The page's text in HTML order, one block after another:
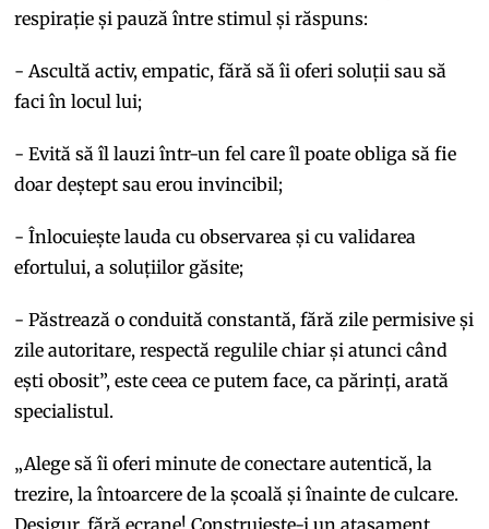
respirație și pauză între stimul și răspuns:
- Ascultă activ, empatic, fără să îi oferi soluții sau să
faci în locul lui;
- Evită să îl lauzi într-un fel care îl poate obliga să fie
doar deștept sau erou invincibil;
- Înlocuiește lauda cu observarea și cu validarea
efortului, a soluțiilor găsite;
- Păstrează o conduită constantă, fără zile permisive și
zile autoritare, respectă regulile chiar și atunci când
ești obosit”, este ceea ce putem face, ca părinți, arată
specialistul.
„Alege să îi oferi minute de conectare autentică, la
trezire, la întoarcere de la școală și înainte de culcare.
Desigur, fără ecrane! Construiește-i un atașament